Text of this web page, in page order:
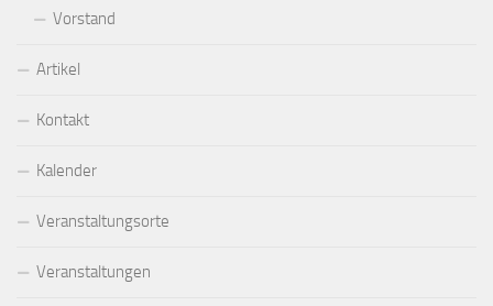
Vorstand
Artikel
Kontakt
Kalender
Veranstaltungsorte
Veranstaltungen